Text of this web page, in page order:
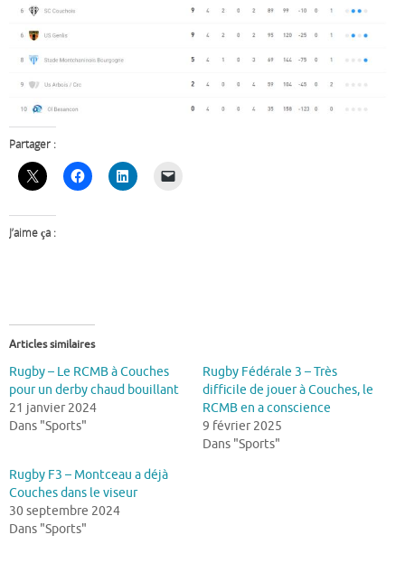
Partager :
J’aime ça :
Articles similaires
Rugby – Le RCMB à Couches
pour un derby chaud bouillant
21 janvier 2024
Dans "Sports"
Rugby Fédérale 3 – Très
difficile de jouer à Couches, le
RCMB en a conscience
9 février 2025
Dans "Sports"
Rugby F3 – Montceau a déjà
Couches dans le viseur
30 septembre 2024
Dans "Sports"